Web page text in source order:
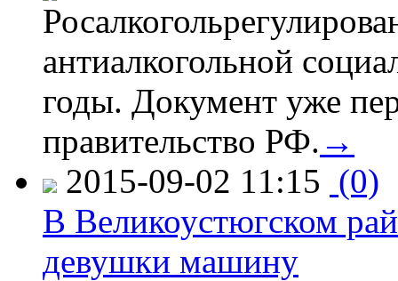
антиалкогольной
годы. Документ уже
правительство РФ. →
2015-09-02 11:15 (0)
В Великоустюгском
девушки машину